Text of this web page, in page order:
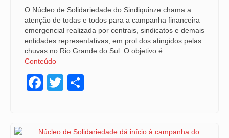
O Núcleo de Solidariedade do Sindiquinze chama a
atenção de todas e todos para a campanha financeira
emergencial realizada por centrais, sindicatos e demais
entidades representativas, em prol dos atingidos pelas
chuvas no Rio Grande do Sul. O objetivo é …
Conteúdo
Facebook
Twitter